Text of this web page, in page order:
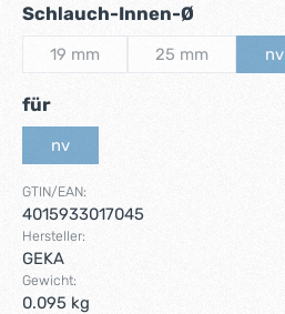
Schlauch-Innen-Ø
19 mm 25 mm nv
fürauswählen
nv
GTIN/EAN:
4015933017045
Hersteller:
GEKA
Gewicht:
0.095 kg